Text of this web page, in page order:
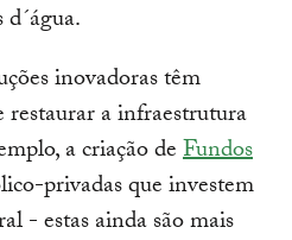
inovadoras têm
a infraestrutura
a criação deFundos
privadas que investem
- estas ainda são mais